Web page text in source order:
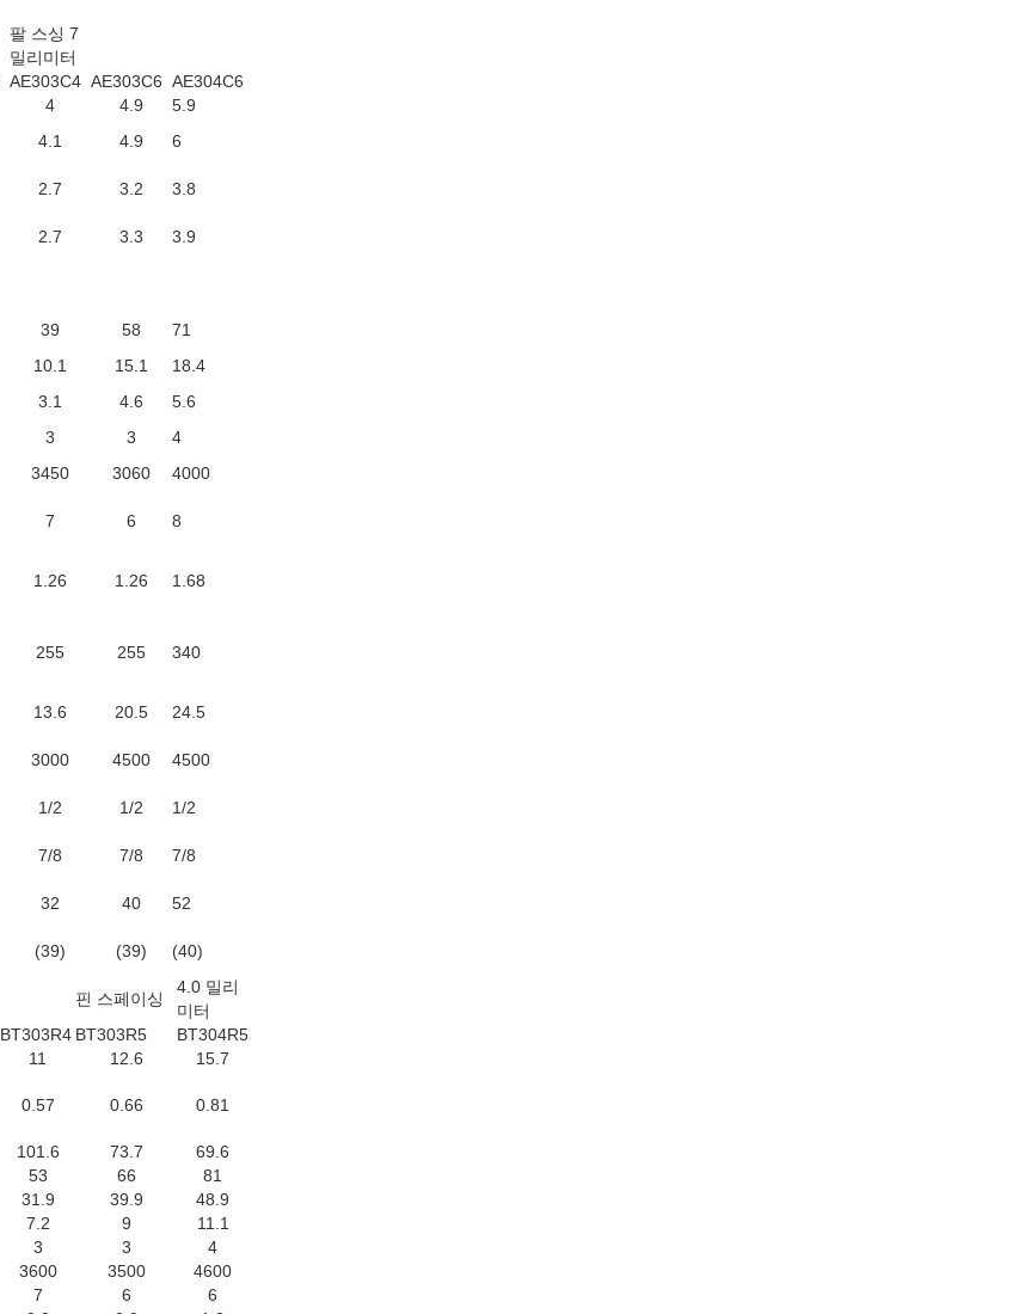
팔 스싱 7
밀리미터
AE303C4 AE303C6 AE304C6
4 4.9
5.9
4.1 4.9 6
2.7 3.2
3.8
2.7 3.3 3.9
39 58
71
10.1 15.1
18.4
3.1 4.6
5.6
3 3
4
3450 3060
4000
7 6
8
1.26 1.26 1.68
255 255 340
13.6 20.5
24.5
3000 4500
4500
1/2 1/2
1/2
7/8 7/8
7/8
32 40
52
(39) (39) (40)
핀 스페이싱
4.0 밀리
미터
BT303R4 BT303R5
BT304R5
11 12.6 15.7
0.57 0.66 0.81
101.6 73.7
69.6
53 66
81
31.9 39.9
48.9
7.2 9
11.1
3 3
4
3600 3500
4600
7 6
6